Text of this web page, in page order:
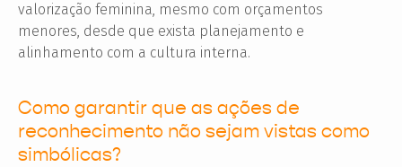
valorização feminina, mesmo com orçamentos
menores, desde que exista planejamento e
alinhamento com a cultura interna.
Como garantir que as ações de
reconhecimento não sejam vistas como
simbólicas?